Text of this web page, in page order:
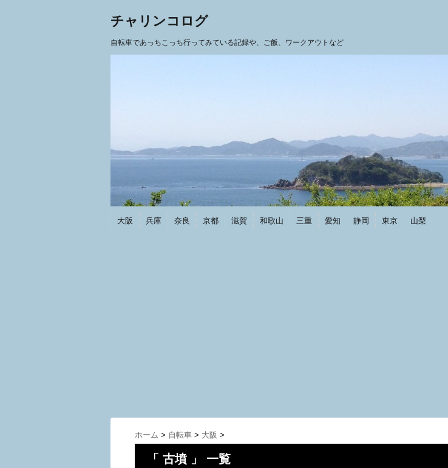
チャリンコログ
自転車であっちこっち行ってみている記録や、ご飯、ワークアウトなど
大阪 兵庫 奈良 京都 滋賀 和歌山 三重 愛知 静岡 東京 山梨
ホーム > 自転車 > 大阪 >
「 古墳 」 一覧